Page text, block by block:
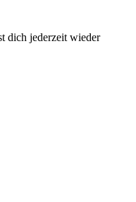
dich jederzeit wieder